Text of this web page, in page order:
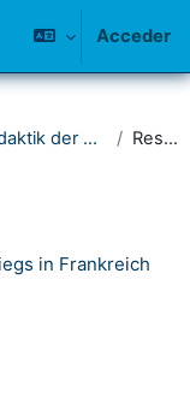
Acceder
Didaktik der Geschichte Resumen
in Frankreich